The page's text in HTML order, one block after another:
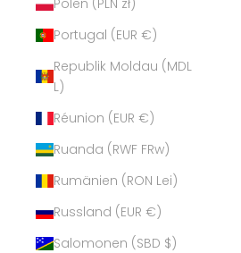
Portugal (EUR €)
Republik Moldau (MDL
L)
Réunion (EUR €)
Ruanda (RWF FRw)
Rumänien (RON Lei)
Russland (EUR €)
Salomonen (SBD $)